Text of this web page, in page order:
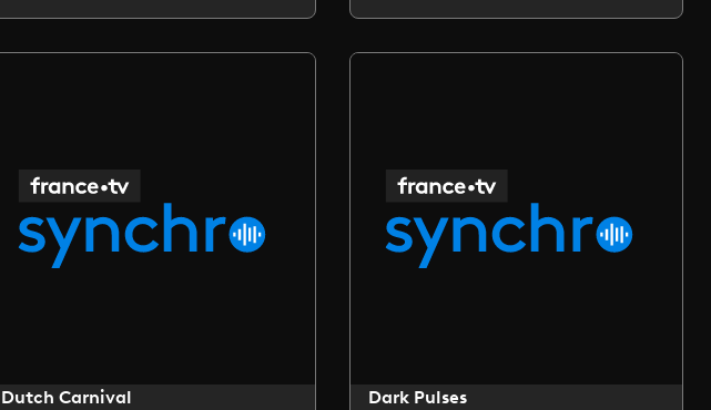
Dutch Carnival Dark Pulses